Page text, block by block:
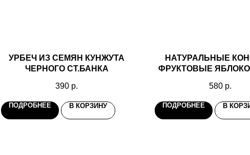
УРБЕЧ ИЗ СЕМЯН КУНЖУТА
ЧЕРНОГО СТ.БАНКА
390 р.
ПОДРОБНЕЕ В КОРЗИНУ
НАТУРАЛЬНЫЕ
ФРУКТОВЫЕ
580 р.
ПОДРОБНЕЕ В